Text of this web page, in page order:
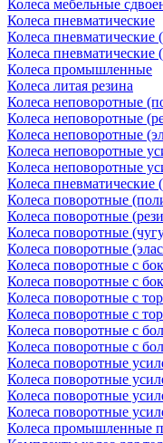
Колеса мебельные
Колеса пневматические
Колеса пневматические
Колеса
Колеса промышленные
Колеса литая резина
Колеса неповоротные
Колеса неповоротные
Колеса неповоротные
Колеса неповоротные
Колеса неповоротные
Колеса пневматические
Колеса поворотные
Колеса поворотные
Колеса поворотные
Колеса поворотные
Колеса поворотные c
Колеса поворотные c
Колеса поворотные c
Колеса поворотные c
Колеса поворотные с
Колеса поворотные с
Колеса поворотные
Колеса поворотные
Колеса поворотные
Колеса поворотные
Колеса промышленные